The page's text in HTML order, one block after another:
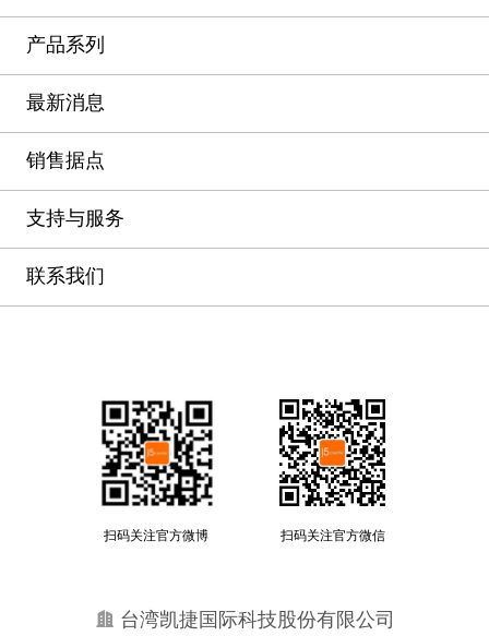
产品系列
最新消息
销售据点
支持与服务
联系我们
扫码关注官方微博 扫码关注官方微信
台湾凯捷国际科技股份有限公司